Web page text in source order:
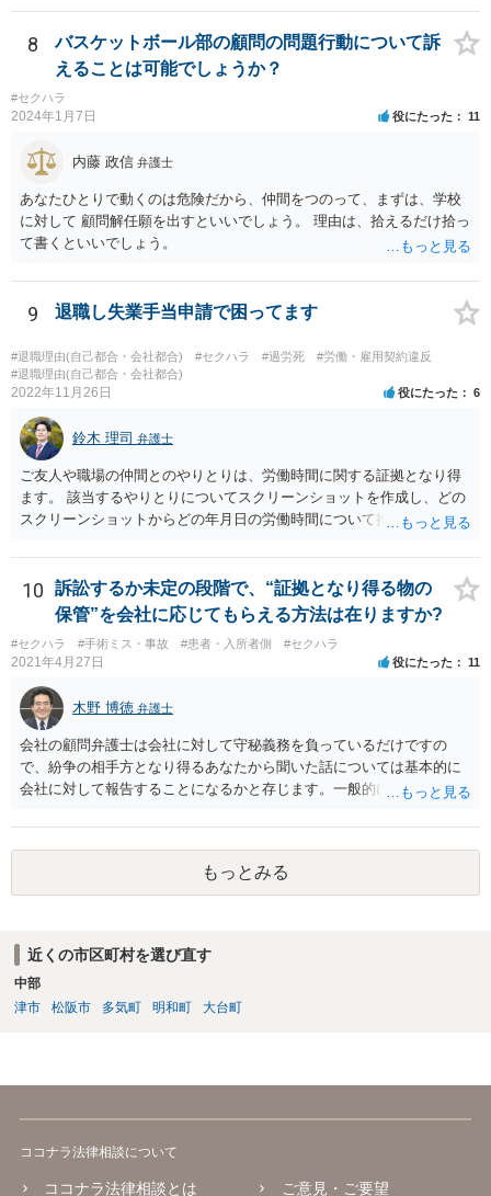
十分にご検討をいただく必要はあるかと思いますが、相手方に対して
正式な警告の書面を送ったり、名誉毀損に当たりうる行為について、
賠償を求めていく余地はあるかと思われます。
合、どのように対応したら良いですか？ 一番無難なのは、①事前に弁
護士に相談してからにしたい、と伝え、②話し合いを延期してもらっ
てご主人が近くで法律相談に行くことです。 ネット上ですと、示談書
も確認できませんし、「言葉による下ネタ」がどのようなものか、示
談に至る具体的な経緯、示談後相手が会社に話した内容など、詳しい
事情がわかりません。これらの事情がわからずに、相談者さんからの
又聞きの情報だけをもとに回答するのは妥当ではないと考えるからで
す。
8
バスケットボール部の顧問の問題行動について訴
えることは可能でしょうか？
#セクハラ
2024年1月7日 役にたった 11
内藤 政信 弁護士
あなたひとりで動くのは危険だから、仲間をつのって、まずは、学校
に対して 顧問解任願を出すといいでしょう。 理由は、拾えるだけ拾っ
て書くといいでしょう。
9 退職し失業手当申請で困ってます
#退職理由(自己都合・会社都合) #セクハラ #過労死
#労働・雇用契約違反
#退職理由(自己都合・会社都合)
2022年11月26日 役にたった 6
鈴木 理司 弁護士
ご友人や職場の仲間とのやりとりは、労働時間に関する証拠となり得
ます。 該当するやりとりについてスクリーンショットを作成し、どの
スクリーンショットからどの年月日の労働時間について推定できるか
10
訴訟するか未定の段階で、“証拠となり得る物の
保管”を会社に応じてもらえる方法は在りますか?
#セクハラ #手術ミス・事故 #患者・入所者側 #セクハラ
2021年4月27日 役にたった 11
木野 博徳 弁護士
会社の顧問弁護士は会社に対して守秘義務を負っているだけですの
で、紛争の相手方となり得るあなたから聞いた話については基本的に
会社に対して報告することになるかと存じます。一般的に弁護士かぎ
ってはあるかもしれませんが、相手方に誤解を与える可能性があり、
利益相反の問題が生じうるのでそういった要請は拒絶する場合が大半
でしょうし、とりわけ今回の状況において弁護士かぎりの話にしてほ
しいという要望を受け容れる弁護士はほとんどいないと思います。 会
に相談した上で、事案の見通し等を示してもらい、訴訟するかどうか
を早急に決断された方が良いかと存じます。訴訟提起を選択される場
合は、通常、会社が隠蔽のため過去の記録を廃棄すること等を防ぐた
もっとみる
近くの市区町村を選び直す
中部
津市
松阪市 多気町 明和町 大台町
ココナラ法律相談について
ココナラ法律相談とは ご意見・ご要望